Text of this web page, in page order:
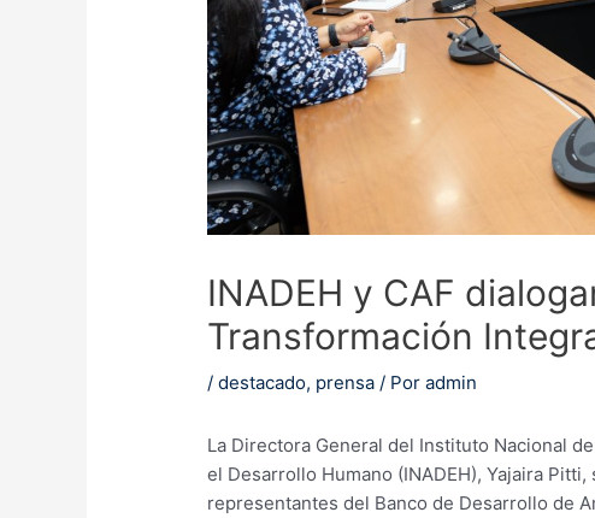
INADEH y CAF
Transformación
/destacado, prensa / Poradmin
La Directora General del Instituto Nacional
el Desarrollo Humano (INADEH), Yajaira
representantes del Banco de Desarrollo de